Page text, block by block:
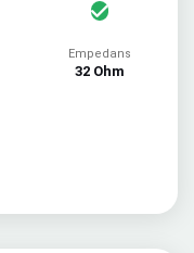
Empedans
32 Ohm